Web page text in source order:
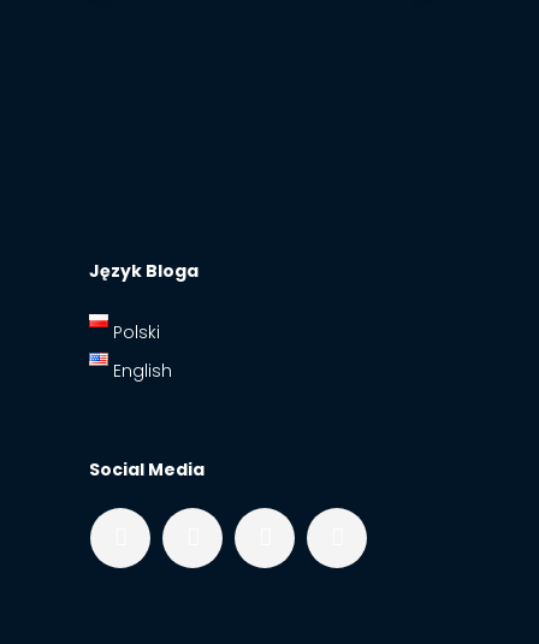
Język Bloga
Polski
English
Social Media